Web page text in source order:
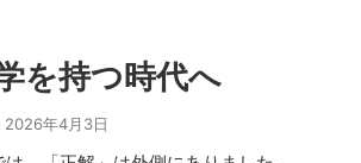
を持つ時代へ
2026年4月3日